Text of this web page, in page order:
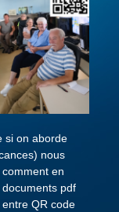
si on aborde
nous
en
pdf
QR code